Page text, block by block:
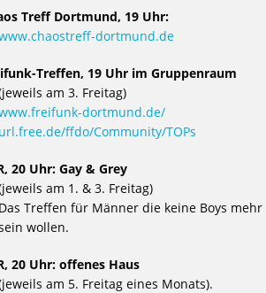
Treff Dortmund, 19 Uhr:
dortmund.de
Treffen, 19 Uhr im Gruppenraum
am 3. Freitag)
dortmund.de/
url.free.de/ffdo/Community/TOPs
20 Uhr: Gay & Grey
am 1. & 3. Freitag)
Das Treffen für Männer die keine Boys mehr
wollen.
20 Uhr: offenes Haus
am 5. Freitag eines Monats).